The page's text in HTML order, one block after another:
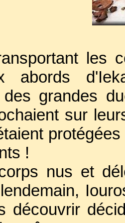
de lever un
furent
de la famille
d’ADN
bien
bien
à
les
abords
des grandes
sur
!
nus et
découvrir